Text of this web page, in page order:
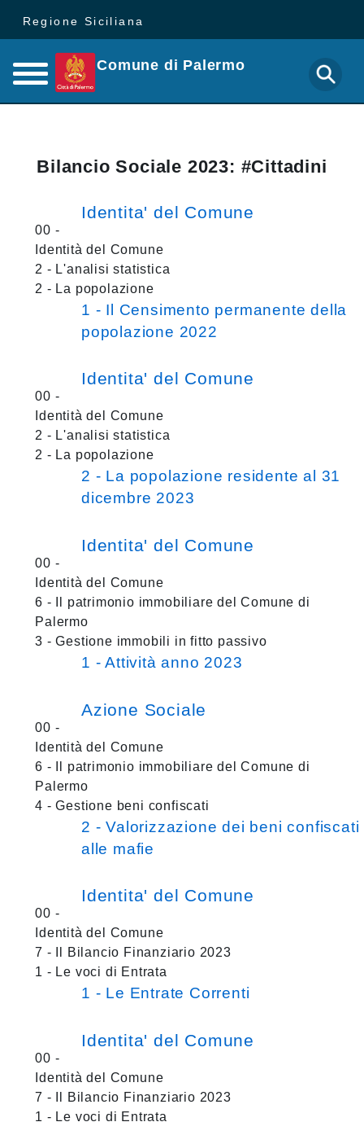
Regione Siciliana
Comune di Palermo
Bilancio Sociale 2023: #Cittadini
Identita' del Comune
00 -
Identità del Comune
2 - L'analisi statistica
2 - La popolazione
1 - Il Censimento permanente della
popolazione 2022
Identita' del Comune
00 -
Identità del Comune
2 - L'analisi statistica
2 - La popolazione
2 - La popolazione residente al 31
dicembre 2023
Identita' del Comune
00 -
Identità del Comune
6 - Il patrimonio immobiliare del Comune di
Palermo
3 - Gestione immobili in fitto passivo
1 - Attività anno 2023
Azione Sociale
00 -
Identità del Comune
6 - Il patrimonio immobiliare del Comune di
Palermo
4 - Gestione beni confiscati
2 - Valorizzazione dei beni confiscati
alle mafie
Identita' del Comune
00 -
Identità del Comune
7 - Il Bilancio Finanziario 2023
1 - Le voci di Entrata
1 - Le Entrate Correnti
Identita' del Comune
00 -
Identità del Comune
7 - Il Bilancio Finanziario 2023
1 - Le voci di Entrata